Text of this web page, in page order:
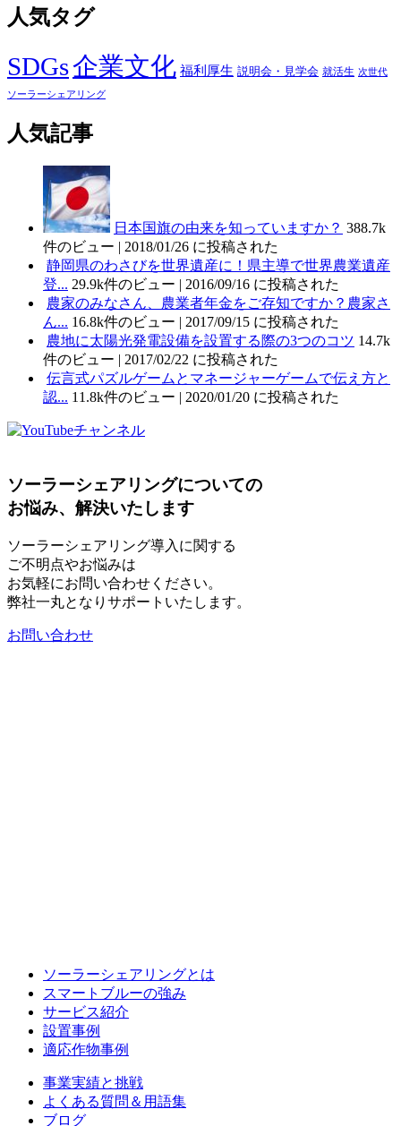
人気タグ
SDGs企業文化 福利厚生 説明会・見学会 就活生 次世代
ソーラーシェアリング
人気記事
日本国旗の由来を知っていますか？ 388.7k
件のビュー | 2018/01/26 に投稿された
静岡県のわさびを世界遺産に！県主導で世界農業遺産
登... 29.9k件のビュー | 2016/09/16 に投稿された
農家のみなさん、農業者年金をご存知ですか？農家さ
ん... 16.8k件のビュー | 2017/09/15 に投稿された
農地に太陽光発電設備を設置する際の3つのコツ 14.7k
件のビュー | 2017/02/22 に投稿された
伝言式パズルゲームとマネージャーゲームで伝え方と
認... 11.8k件のビュー | 2020/01/20 に投稿された
ソーラーシェアリングについての
お悩み、解決いたします
ソーラーシェアリング導入に関する
ご不明点やお悩みは
お気軽にお問い合わせください。
弊社一丸となりサポートいたします。
お問い合わせ
ソーラーシェアリングとは
スマートブルーの強み
サービス紹介
設置事例
適応作物事例
事業実績と挑戦
よくある質問＆用語集
ブログ